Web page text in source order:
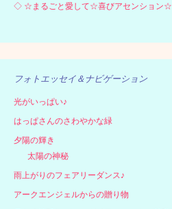
◇ ☆まるごと愛して☆喜びアセンション☆
フォトエッセイ＆ナビゲーション
光がいっぱい♪
はっぱさんのさわやかな緑
夕陽の輝き
太陽の神秘
雨上がりのフェアリーダンス♪
アークエンジェルからの贈り物